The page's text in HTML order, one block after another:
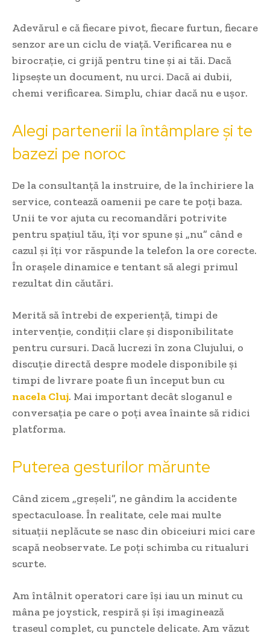
Adevărul e că fiecare pivot, fiecare furtun, fiecare
senzor are un ciclu de viață. Verificarea nu e
birocrație, ci grijă pentru tine și ai tăi. Dacă
lipsește un document, nu urci. Dacă ai dubii,
chemi verificarea. Simplu, chiar dacă nu e ușor.
Alegi partenerii la întâmplare și te
bazezi pe noroc
De la consultanță la instruire, de la închiriere la
service, contează oamenii pe care te poți baza.
Unii te vor ajuta cu recomandări potrivite
pentru spațiul tău, îți vor spune și „nu” când e
cazul și îți vor răspunde la telefon la ore corecte.
În orașele dinamice e tentant să alegi primul
rezultat din căutări.
Merită să întrebi de experiență, timpi de
intervenție, condiții clare și disponibilitate
pentru cursuri. Dacă lucrezi în zona Clujului, o
discuție directă despre modele disponibile și
timpi de livrare poate fi un început bun cu
nacela Cluj. Mai important decât sloganul e
conversația pe care o poți avea înainte să ridici
platforma.
Puterea gesturilor mărunte
Când zicem „greșeli”, ne gândim la accidente
spectaculoase. În realitate, cele mai multe
situații neplăcute se nasc din obiceiuri mici care
scapă neobservate. Le poți schimba cu ritualuri
scurte.
Am întâlnit operatori care își iau un minut cu
mâna pe joystick, respiră și își imaginează
traseul complet, cu punctele delicate. Am văzut